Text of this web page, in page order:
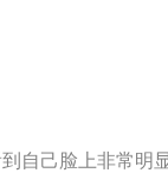
自己脸上非常明